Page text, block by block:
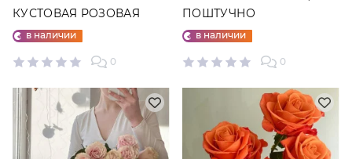
КУСТОВАЯ РОЗОВАЯ
РОЗА
в наличии
0
ПОШТУЧНО
в наличии
0